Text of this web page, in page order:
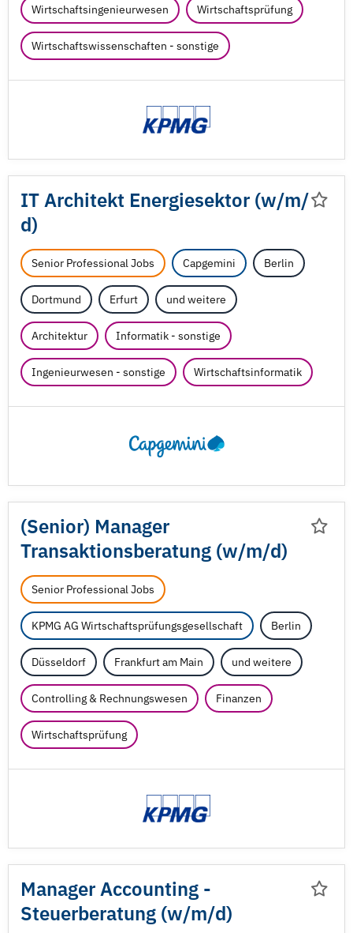
Wirtschaftsingenieurwesen Wirtschaftsprüfung
Wirtschaftswissenschaften - sonstige
IT Architekt Energiesektor (w/m/
d)
Senior Professional Jobs Capgemini Berlin
Dortmund Erfurt und weitere
Architektur Informatik - sonstige
Ingenieurwesen - sonstige Wirtschaftsinformatik
(Senior) Manager
Transaktionsberatung (w/m/d)
Senior Professional Jobs
KPMG AG Wirtschaftsprüfungsgesellschaft Berlin
Düsseldorf Frankfurt am Main und weitere
Controlling & Rechnungswesen Finanzen
Wirtschaftsprüfung
Manager Accounting -
Steuerberatung (w/m/d)